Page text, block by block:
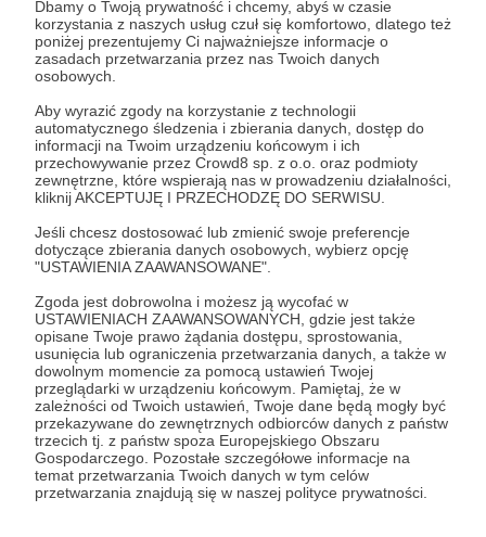
Dbamy o Twoją prywatność i chcemy, abyś w czasie
korzystania z naszych usług czuł się komfortowo, dlatego też
poniżej prezentujemy Ci najważniejsze informacje o
zasadach przetwarzania przez nas Twoich danych
osobowych.
Aby wyrazić zgody na korzystanie z technologii
automatycznego śledzenia i zbierania danych, dostęp do
informacji na Twoim urządzeniu końcowym i ich
przechowywanie przez Crowd8 sp. z o.o. oraz podmioty
zewnętrzne, które wspierają nas w prowadzeniu działalności,
kliknij AKCEPTUJĘ I PRZECHODZĘ DO SERWISU.
Jeśli chcesz dostosować lub zmienić swoje preferencje
dotyczące zbierania danych osobowych, wybierz opcję
"USTAWIENIA ZAAWANSOWANE".
Zgoda jest dobrowolna i możesz ją wycofać w
USTAWIENIACH ZAAWANSOWANYCH, gdzie jest także
opisane Twoje prawo żądania dostępu, sprostowania,
usunięcia lub ograniczenia przetwarzania danych, a także w
dowolnym momencie za pomocą ustawień Twojej
przeglądarki w urządzeniu końcowym. Pamiętaj, że w
zależności od Twoich ustawień, Twoje dane będą mogły być
przekazywane do zewnętrznych odbiorców danych z państw
trzecich tj. z państw spoza Europejskiego Obszaru
Gospodarczego. Pozostałe szczegółowe informacje na
temat przetwarzania Twoich danych w tym celów
przetwarzania znajdują się w naszej polityce prywatności.
Aby zobaczyć ten materiał musisz być zalogowany
Zostań Patronem
Zaloguj się
DZIKIE UCHO
Zobacz profil autora